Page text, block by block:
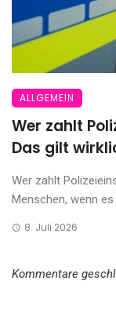
ALLGEMEIN
Wer zahlt
Das gilt
Wer zahlt
Menschen, wenn
8. Juli 2026
Kommentare